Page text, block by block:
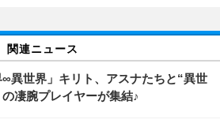
関連ニュース
異世界」キリト、アスナたちと“異世
凄腕プレイヤーが集結♪